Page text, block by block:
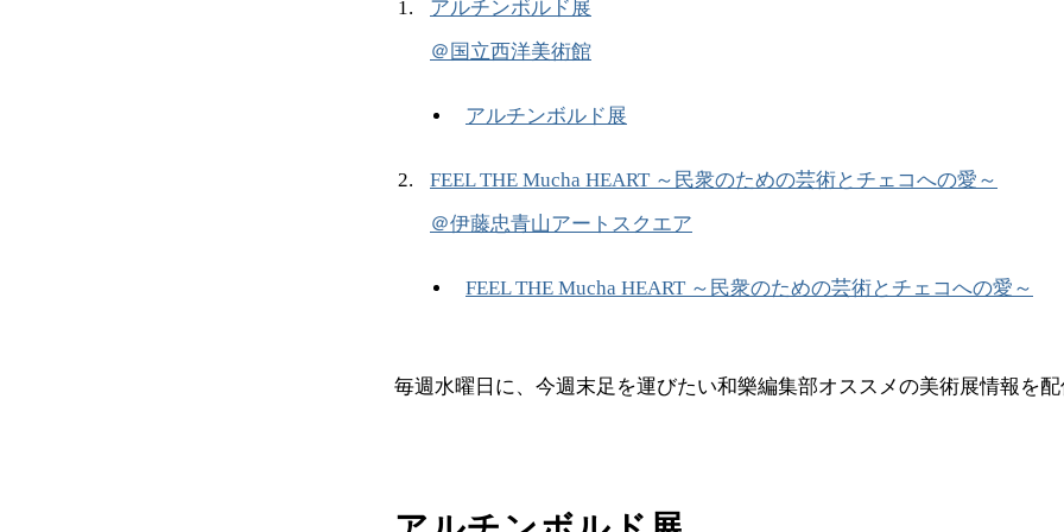
アルチンボルド展
＠国立西洋美術館
アルチンボルド展
FEEL THE Mucha HEART ～民衆のための芸術とチェコへの愛～
＠伊藤忠青山アートスクエア
FEEL THE Mucha HEART ～民衆のための芸術とチェコへの愛～
毎週水曜日に、今週末足を運びたい和樂編集部オススメの美術展情報を